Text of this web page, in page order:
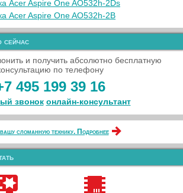
Acer Aspire One AO532h-2Ds
Acer Aspire One AO532h-2B
сейчас
и получить абсолютно бесплатную
по телефону
495 199 39 16
звонок онлайн‑консультант
сломанную технику. Подробнее